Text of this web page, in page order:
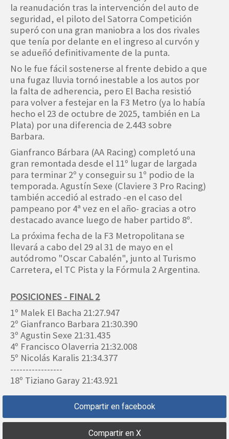
la reanudación tras la intervención del auto de
seguridad, el piloto del Satorra Competición
superó con una gran maniobra a los dos rivales
que tenía por delante en el ingreso al curvón y
se adueñó definitivamente de la punta.
No le fue fácil sostenerse al frente debido a que
una fugaz lluvia tornó inestable a los autos por
la falta de adherencia, pero El Bacha resistió
para volver a festejar en la F3 Metro (ya lo había
hecho el 23 de octubre de 2025, también en La
Plata) por una diferencia de 2.443 sobre
Barbara.
Gianfranco Bárbara (AA Racing) completó una
gran remontada desde el 11º lugar de largada
para terminar 2º y conseguir su 1º podio de la
temporada. Agustín Sexe (Claviere 3 Pro Racing)
también accedió al estrado -en el caso del
pampeano por 4ª vez en el año- gracias a otro
destacado avance luego de haber partido 8º.
La próxima fecha de la F3 Metropolitana se
llevará a cabo del 29 al 31 de mayo en el
autódromo "Oscar Cabalén", junto al Turismo
Carretera, el TC Pista y la Fórmula 2 Argentina.
POSICIONES - FINAL 2
1º Malek El Bacha 21:27.947
2º Gianfranco Barbara 21:30.390
3º Agustin Sexe 21:31.435
4º Francisco Olaverria 21:32.008
5º Nicolás Karalis 21:34.377
-----------------
18º Tiziano Garay 21:43.921
Compartir en facebook
Compartir en X